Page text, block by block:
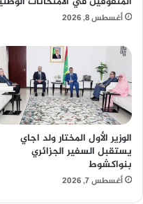
أغسطس 8, 2026
الوزير الأول المختار ولد اجاي
يستقبل السفير الجزائري
بنواكشوط
أغسطس 7, 2026